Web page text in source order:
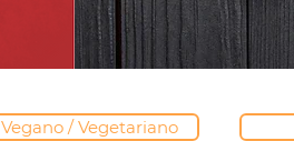
Vegano / Vegetariano